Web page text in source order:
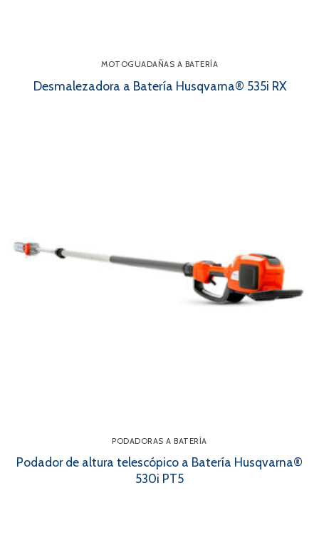
MOTOGUADAÑAS A BATERÍA
Desmalezadora a Batería Husqvarna® 535i RX
PODADORAS A BATERÍA
Podador de altura telescópico a Batería Husqvarna®
530i PT5